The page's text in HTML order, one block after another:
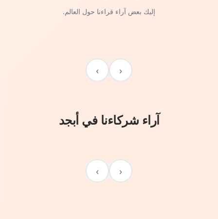
إليك بعض آراء قراءنا حول العالم.
‹
›
آراء شركاءنا في أبجد
‹
›